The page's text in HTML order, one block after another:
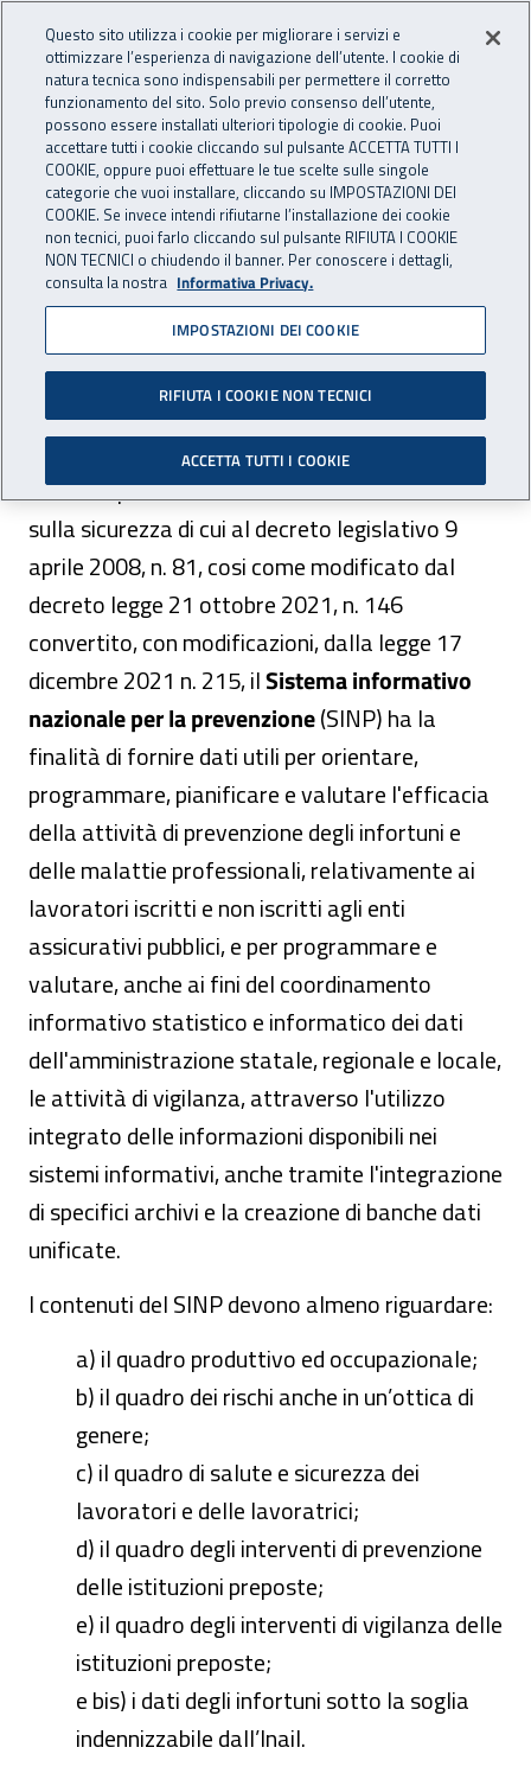
INAIL - Istituto Nazionale
PREVENZIONE
E SICUREZZA
Apri cerca
Navigazione principale
Navigazione - Ti trovi in:
Home Prevenzione E Sicurezza
Prevenzione e sicurezza
Prevenzione per la salute e la sicurezza sul lavoro
Sistema
informativo nazionale per la prevenzione (SINP)
Sistema informativo
nazionale per la
prevenzione (SINP)
Come disposto dall’articolo 8 del Testo unico
sulla sicurezza di cui al decreto legislativo 9
aprile 2008, n. 81, cosi come modificato dal
decreto legge 21 ottobre 2021, n. 146
convertito, con modificazioni, dalla legge 17
dicembre 2021 n. 215, ilSistema informativo
nazionale per la prevenzione(SINP) ha la
finalità di fornire dati utili per orientare,
programmare, pianificare e valutare l'efficacia
della attività di prevenzione degli infortuni e
delle malattie professionali, relativamente ai
lavoratori iscritti e non iscritti agli enti
assicurativi pubblici, e per programmare e
valutare, anche ai fini del coordinamento
informativo statistico e informatico dei dati
dell'amministrazione statale, regionale e locale,
le attività di vigilanza, attraverso l'utilizzo
integrato delle informazioni disponibili nei
sistemi informativi, anche tramite l'integrazione
di specifici archivi e la creazione di banche dati
unificate.
I contenuti del SINP devono almeno riguardare:
a) il quadro produttivo ed occupazionale;
b) il quadro dei rischi anche in un’ottica di
genere;
c) il quadro di salute e sicurezza dei
lavoratori e delle lavoratrici;
d) il quadro degli interventi di prevenzione
delle istituzioni preposte;
e) il quadro degli interventi di vigilanza delle
istituzioni preposte;
e bis) i dati degli infortuni sotto la soglia
indennizzabile dall’Inail.
Questo sito utilizza i cookie per migliorare i servizi e
ottimizzare l’esperienza di navigazione dell’utente. I cookie di
natura tecnica sono indispensabili per permettere il corretto
funzionamento del sito. Solo previo consenso dell’utente,
possono essere installati ulteriori tipologie di cookie. Puoi
accettare tutti i cookie cliccando sul pulsante ACCETTA TUTTI I
COOKIE, oppure puoi effettuare le tue scelte sulle singole
categorie che vuoi installare, cliccando su IMPOSTAZIONI DEI
COOKIE. Se invece intendi rifiutarne l’installazione dei cookie
non tecnici, puoi farlo cliccando sul pulsante RIFIUTA I COOKIE
NON TECNICI o chiudendo il banner. Per conoscere i dettagli,
consulta la nostra Informativa Privacy.
IMPOSTAZIONI DEI COOKIE
RIFIUTA I COOKIE NON TECNICI
ACCETTA TUTTI I COOKIE